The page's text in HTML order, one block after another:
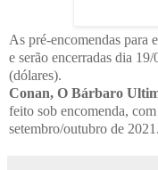
As pré-encomendas para
e serão encerradas dia
(dólares).
Conan, O Bárbaro
feito sob encomenda,
setembro/outubro de 2021.